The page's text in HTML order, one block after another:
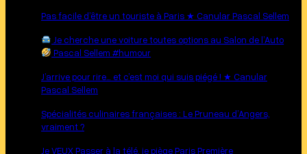
Pas facile d’être un touriste à Paris ★ Canular Pascal Sellem
Je cherche une voiture toutes options au Salon de l’Auto
Pascal Sellem #humour
J’arrive pour rire… et c’est moi qui suis piégé ! ★ Canular
Pascal Sellem
Spécialités culinaires françaises : Le Pruneau d’Angers,
vraiment ?
Je VEUX Passer à la télé, je piège Paris Première